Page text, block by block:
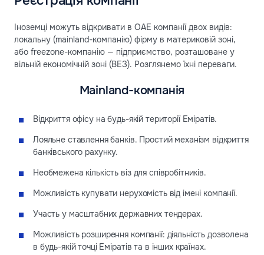
Іноземці можуть відкривати в ОАЕ компанії двох видів:
локальну (mainland-компанію) фірму в материковій зоні,
або freezone-компанію — підприємство, розташоване у
вільній економічній зоні (ВЕЗ). Розглянемо їхні переваги.
Mainland-компанія
Відкриття офісу на будь-якій території Еміратів.
Лояльне ставлення банків. Простий механізм відкриття
банківського рахунку.
Необмежена кількість віз для співробітників.
Можливість купувати нерухомість від імені компанії.
Участь у масштабних державних тендерах.
Можливість розширення компанії: діяльність дозволена
в будь-якій точці Еміратів та в інших країнах.